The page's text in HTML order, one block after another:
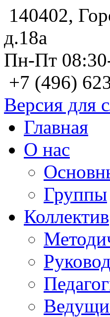
140402,
д.18а
Пн-Пт
+7 (496)
Версия для
Главная
О нас
Группы
Коллектив